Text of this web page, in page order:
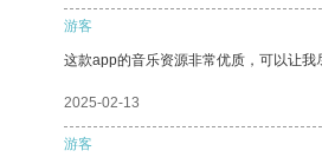
游客
这款app的音乐资源非常优质，可以让我
2025-02-13
游客